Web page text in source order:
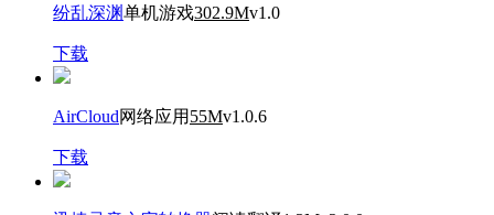
纷乱深渊单机游戏302.9Mv1.0
下载
AirCloud网络应用 55Mv1.0.6
下载